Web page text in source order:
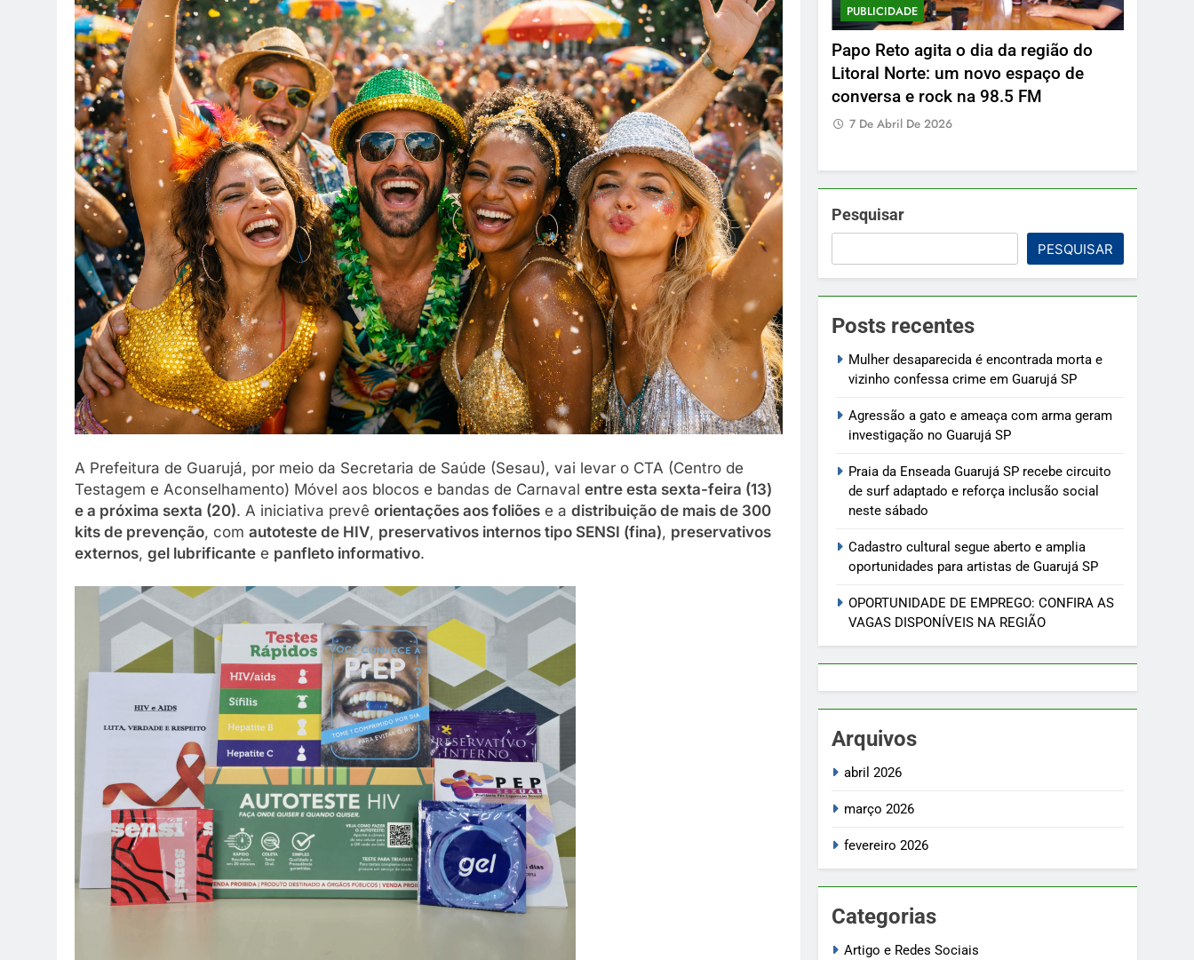
A Prefeitura de Guarujá, por meio da Secretaria de Saúde (Sesau), vai levar o CTA (Centro de
Testagem e Aconselhamento) Móvel aos blocos e bandas de Carnaval entre esta sexta-feira (13)
e a próxima sexta (20). A iniciativa prevê orientações aos foliões e a distribuição de mais de 300
kits de prevenção, com autoteste de HIV, preservativos internos tipo SENSI (fina), preservativos
externos, gel lubrificante e panfleto informativo.
PUBLICIDADE
O Pudim Caramelim faz pudim
gourmet pra deixar seu almoço,
reunião em família ou festa ainda
melhor.
7 De Abril De 2026
PUBLICIDADE
Nutrição e Movimento: cuidado
infantil
7 De Abril De 2026
PUBLICIDADE
Papo Reto agita o dia da região do
Litoral Norte: um novo espaço de
conversa e rock na 98.5 FM
7 De Abril De 2026
Pesquisar
PESQUISAR
Posts recentes
Mulher desaparecida é encontrada morta e
vizinho confessa crime em Guarujá SP
Agressão a gato e ameaça com arma geram
investigação no Guarujá SP
Praia da Enseada Guarujá SP recebe circuito
de surf adaptado e reforça inclusão social
neste sábado
Cadastro cultural segue aberto e amplia
oportunidades para artistas de Guarujá SP
OPORTUNIDADE DE EMPREGO: CONFIRA AS
VAGAS DISPONÍVEIS NA REGIÃO
Arquivos
abril 2026
março 2026
fevereiro 2026
Categorias
Artigo e Redes Sociais